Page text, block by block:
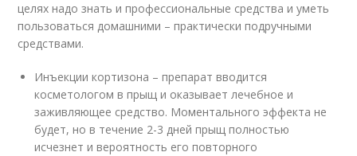
целях надо знать и профессиональные средства и уметь
пользоваться домашними – практически подручными
средствами.
Инъекции кортизона – препарат вводится
косметологом в прыщ и оказывает лечебное и
заживляющее средство. Моментального эффекта не
будет, но в течение 2-3 дней прыщ полностью
исчезнет и вероятность его повторного